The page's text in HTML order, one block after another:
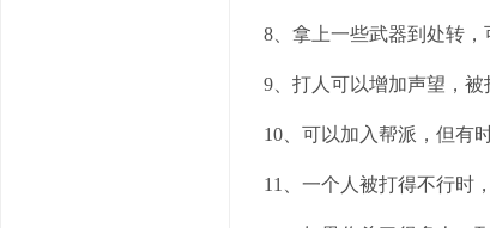
8、拿上一些武器到处转
9、打人可以增加声望，被
10、可以加入帮派，但有
11、一个人被打得不行时